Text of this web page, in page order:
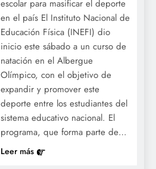
escolar para masificar el deporte
en el país El Instituto Nacional de
Educación Física (INEFI) dio
inicio este sábado a un curso de
natación en el Albergue
Olímpico, con el objetivo de
expandir y promover este
deporte entre los estudiantes del
sistema educativo nacional. El
programa, que forma parte de…
Leer más